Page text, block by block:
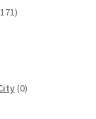
171izdelkov
0izdelkov